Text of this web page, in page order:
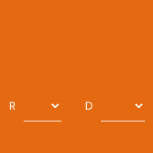
R D